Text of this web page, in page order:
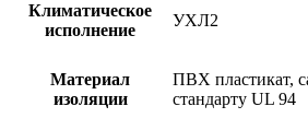
Климатическое
исполнение
УХЛ2
Материал
изоляции
ПВХ пластикат,
стандарту UL 94